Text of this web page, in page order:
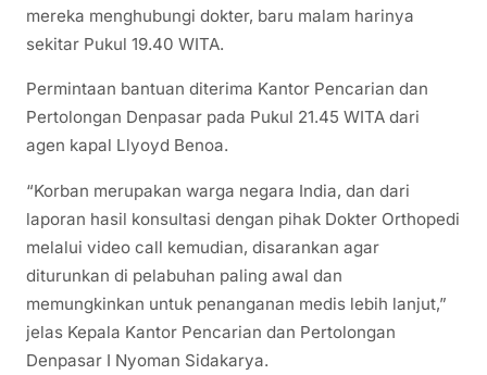
mereka menghubungi dokter, baru malam harinya
sekitar Pukul 19.40 WITA.
Permintaan bantuan diterima Kantor Pencarian dan
Pertolongan Denpasar pada Pukul 21.45 WITA dari
agen kapal Llyoyd Benoa.
“Korban merupakan warga negara India, dan dari
laporan hasil konsultasi dengan pihak Dokter Orthopedi
melalui video call kemudian, disarankan agar
diturunkan di pelabuhan paling awal dan
memungkinkan untuk penanganan medis lebih lanjut,”
jelas Kepala Kantor Pencarian dan Pertolongan
Denpasar I Nyoman Sidakarya.